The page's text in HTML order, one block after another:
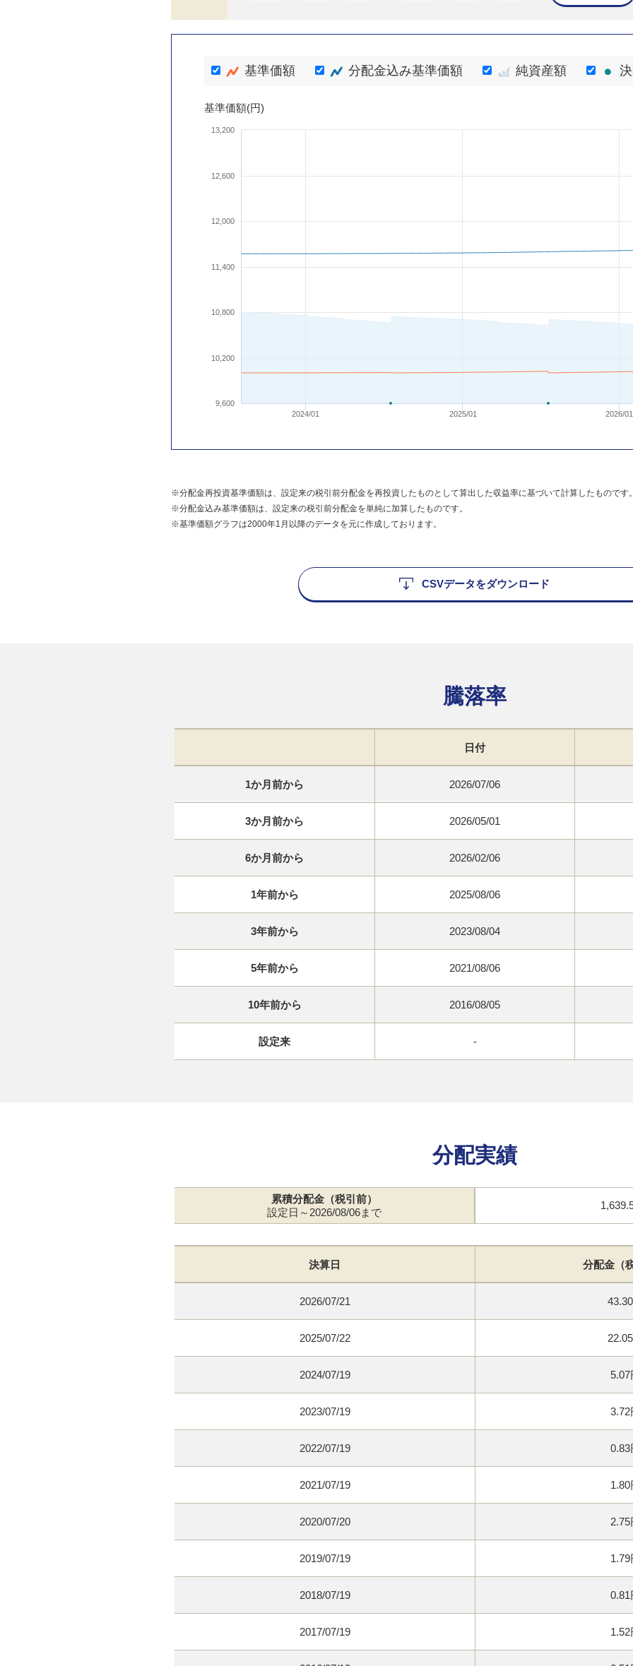
基準価額 分配金込み基準価額 純資産額
基準価額(円)
2024/01 2025/01 2026/01
9,600
10,200
10,800
11,400
12,000
12,600
13,200
※分配金再投資基準価額は、設定来の税引前分配金を再投資したものとして算出した収益率に基づいて計算したものです。
※分配金込み基準価額は、設定来の税引前分配金を単純に加算したものです。
※基準価額グラフは2000年1月以降のデータを元に作成しております。
CSVデータをダウンロード
騰落率
日付
1か月前から 2026/07/06
3か月前から 2026/05/01
6か月前から 2026/02/06
1年前から 2025/08/06
3年前から 2023/08/04
5年前から 2021/08/06
10年前から 2016/08/05
設定来 -
分配実績
累積分配金（税引前）
設定日～2026/08/06まで
決算日 分配金（
2026/07/21
2025/07/22
2024/07/19 5.07
2023/07/19 3.72
2022/07/19 0.83
2021/07/19 1.80
2020/07/20 2.75
2019/07/19 1.79
2018/07/19 0.81
2017/07/19 1.52